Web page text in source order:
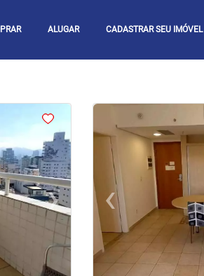
ALUGAR CADASTRAR SEU IMÓVEL
›Next
<
‹
Previous